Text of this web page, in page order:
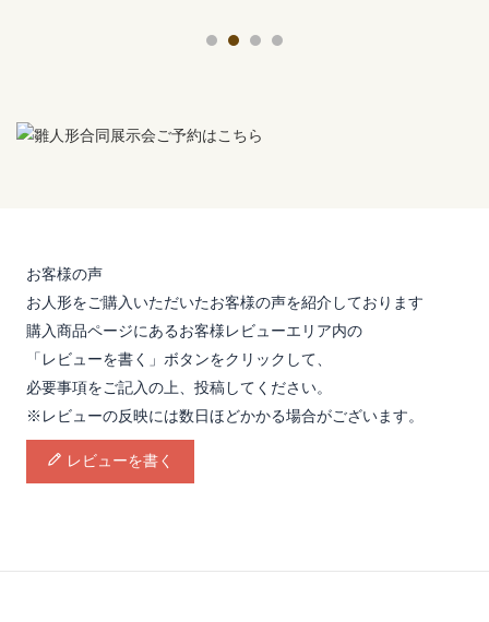
お客様の声
お人形をご購入いただいたお客様の声を紹介しております
購入商品ページにあるお客様レビューエリア内の
「レビューを書く」ボタンをクリックして、
必要事項をご記入の上、投稿してください。
※レビューの反映には数日ほどかかる場合がございます。
レビューを書く